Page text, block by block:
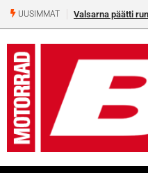
UUSIMMAT Valsarna päätti